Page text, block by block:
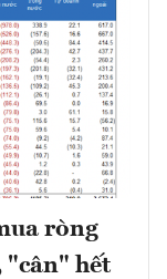
ròng
"cân" hết